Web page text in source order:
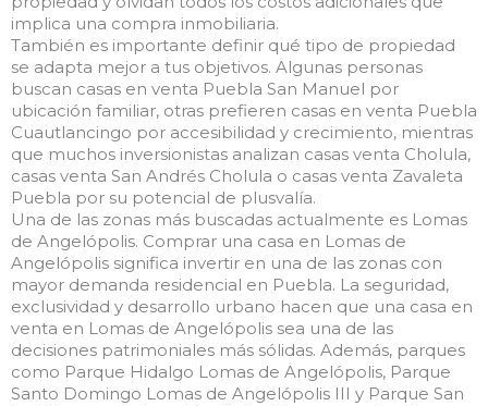
implica una compra inmobiliaria.
También es importante definir qué tipo de propiedad
se adapta mejor a tus objetivos. Algunas personas
buscan casas en venta Puebla San Manuel por
ubicación familiar, otras prefieren casas en venta Puebla
Cuautlancingo por accesibilidad y crecimiento, mientras
que muchos inversionistas analizan casas venta Cholula,
casas venta San Andrés Cholula o casas venta Zavaleta
Puebla por su potencial de plusvalía.
Una de las zonas más buscadas actualmente es Lomas
de Angelópolis. Comprar una casa en Lomas de
Angelópolis significa invertir en una de las zonas con
mayor demanda residencial en Puebla. La seguridad,
exclusividad y desarrollo urbano hacen que una casa en
venta en Lomas de Angelópolis sea una de las
decisiones patrimoniales más sólidas. Además, parques
como Parque Hidalgo Lomas de Angelópolis, Parque
Santo Domingo Lomas de Angelópolis III y Parque San